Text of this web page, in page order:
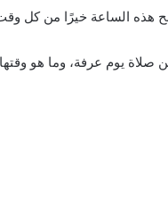
هذه الساعة خيرًا من كل
صلاة يوم عرفة، وما هو